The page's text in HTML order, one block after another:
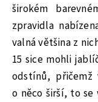
širokém
zpravidla
valná většina z
15 sice mohli
odstínů,
o něco širší, to